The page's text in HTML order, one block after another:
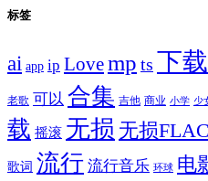
标签
ai app ip Lovemp ts 下载
老歌 可以 合集 吉他 商业 小学 少
载 摇滚 无损 无损FLAC
歌词 流行 流行音乐 环球 电